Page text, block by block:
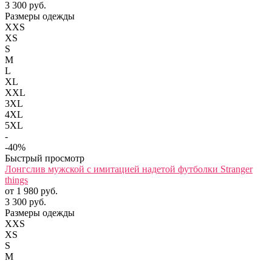
3 300 руб.
Размеры одежды
XXS
XS
S
M
L
XL
XXL
3XL
4XL
5XL
-
-40%
Быстрый просмотр
Лонгслив мужской с имитацией надетой футболки Stranger
things
от 1 980 руб.
3 300 руб.
Размеры одежды
XXS
XS
S
M